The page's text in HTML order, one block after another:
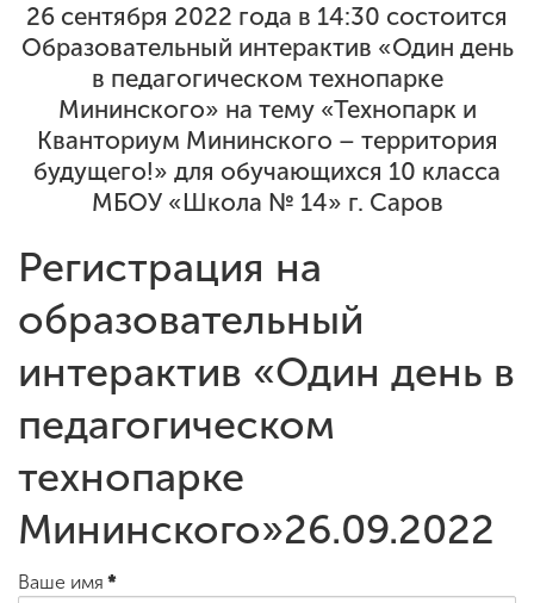
SPN CHI
Приемная
комиссия
+7 (831) 262-26-20
26 сентября 2022 года в 14:30 состоится
Образовательный интерактив «Один день
в педагогическом технопарке
Мининского» на тему «Технопарк и
Кванториум Мининского – территория
будущего!» для обучающихся 10 класса
МБОУ «Школа № 14» г. Саров
Регистрация на
образовательный
интерактив «Один день в
педагогическом
технопарке
Мининского»26.09.2022
Ваше имя *